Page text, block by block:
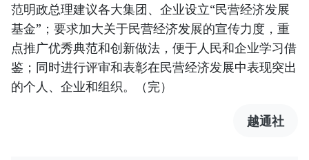
范明政总理建议各大集团、企业设立“民营经济发展
基金”；要求加大关于民营经济发展的宣传力度，重
点推广优秀典范和创新做法，便于人民和企业学习借
鉴；同时进行评审和表彰在民营经济发展中表现突出
的个人、企业和组织。（完）
越通社